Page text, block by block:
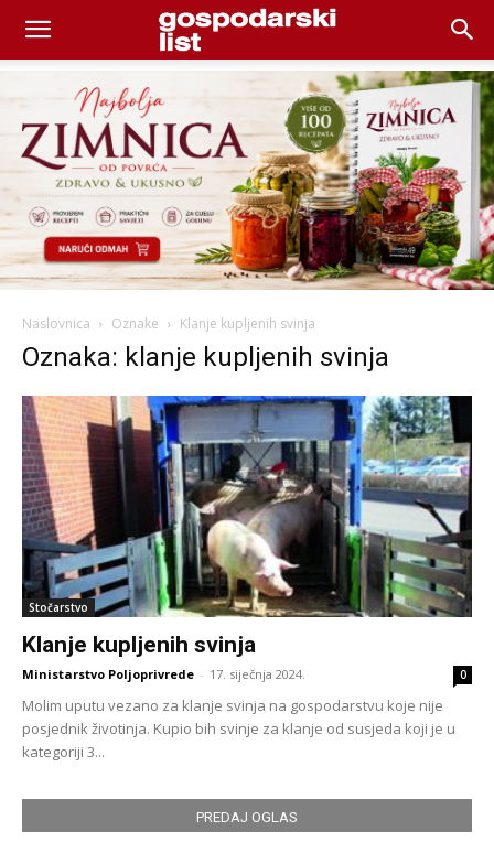
Naslovnica Oznake Klanje kupljenih svinja
Oznaka: klanje kupljenih svinja
Stočarstvo
Klanje kupljenih svinja
Ministarstvo Poljoprivrede - 17. siječnja 2024. 0
Molim uputu vezano za klanje svinja na gospodarstvu koje nije
posjednik životinja. Kupio bih svinje za klanje od susjeda koji je u
kategoriji 3...
PREDAJ OGLAS